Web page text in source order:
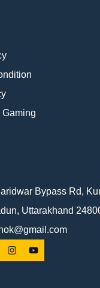
Bypass Rd,
Uttarakhand